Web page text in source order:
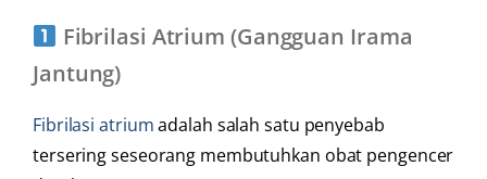
Fibrilasi Atrium (Gangguan Irama
Jantung)
Fibrilasi atriumadalah salah satu penyebab
tersering seseorang membutuhkan obat pengencer